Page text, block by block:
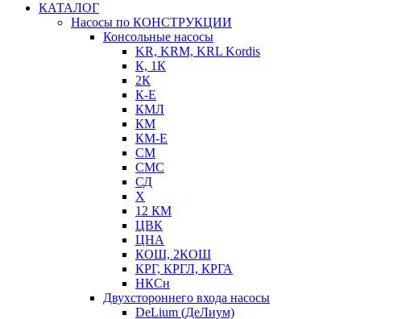
КАТАЛОГ
Насосы по КОНСТРУКЦИИ
Консольные насосы
KR, KRM, KRL Kordis
К, 1К
2К
К-Е
КМЛ
КМ
КМ-Е
СМ
СМС
СД
Х
12 КМ
ЦВК
ЦНА
КОШ, 2КОШ
КРГ, КРГЛ, КРГА
НКСн
Двухстороннего входа насосы
DeLium (ДеЛиум)